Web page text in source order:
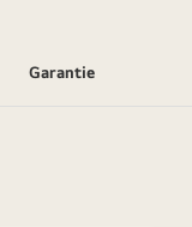
Garantie